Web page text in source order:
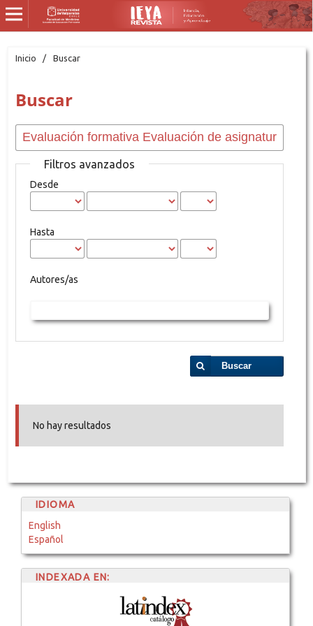
Inicio / Buscar
Buscar
Filtros avanzados
Desde
Hasta
Autores/as
Buscar
No hay resultados
IDIOMA
English
Español
INDEXADA EN: